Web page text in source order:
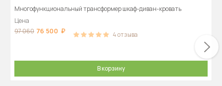
Многофункциональный трансформер шкаф-диван-кровать
Цена
97 060 76 500 4отзыва
В корзину